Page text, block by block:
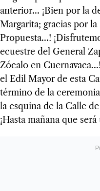
anterior… ¡Bien por la
Margarita; gracias por
Propuesta…!
ecuestre del General
Zócalo en
el Edil Mayor de esta
término de la
la esquina de la Calle
¡Hasta mañana que